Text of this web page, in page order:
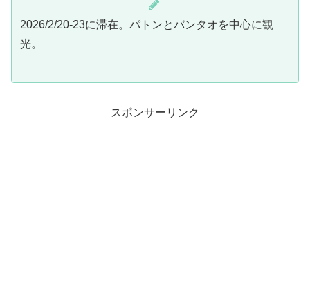
2026/2/20-23に滞在。パトンとバンタオを中心に観
光。
スポンサーリンク